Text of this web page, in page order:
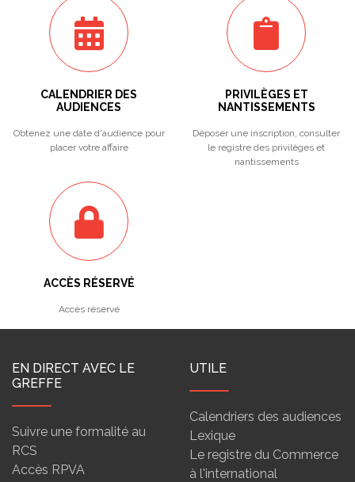
CALENDRIER DES
AUDIENCES
Obtenez une date d'audience pour
placer votre affaire
PRIVILÈGES ET
NANTISSEMENTS
Déposer une inscription, consulter
le registre des privilèges et
nantissements
ACCÈS RÉSERVÉ
Accès réservé
EN DIRECT AVEC LE
GREFFE
Suivre une formalité au
RCS
Accès RPVA
UTILE
Calendriers des audiences
Lexique
Le registre du Commerce
à l'international